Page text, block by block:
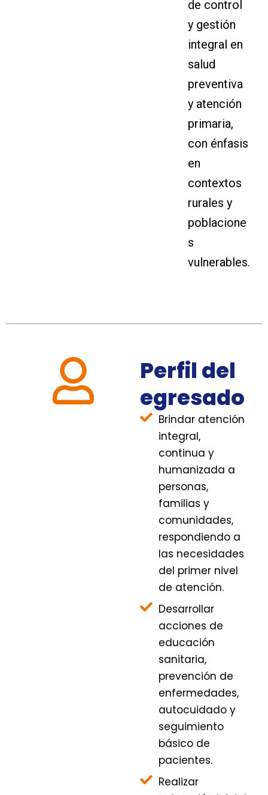
de control
y gestión
integral en
salud
preventiva
y atención
primaria,
con énfasis
en
contextos
rurales y
poblacione
s
vulnerables.
Perfil del
egresado
Brindar atención
integral,
continua y
humanizada a
personas,
familias y
comunidades,
respondiendo a
las necesidades
del primer nivel
de atención.
Desarrollar
acciones de
educación
sanitaria,
prevención de
enfermedades,
autocuidado y
seguimiento
básico de
pacientes.
Realizar